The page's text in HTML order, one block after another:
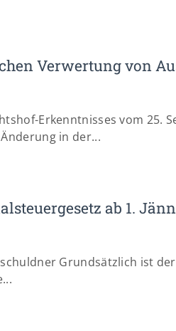
Verwertung von
Erkenntnisses vom 25.
in der...
ab 1.
Grundsätzlich ist